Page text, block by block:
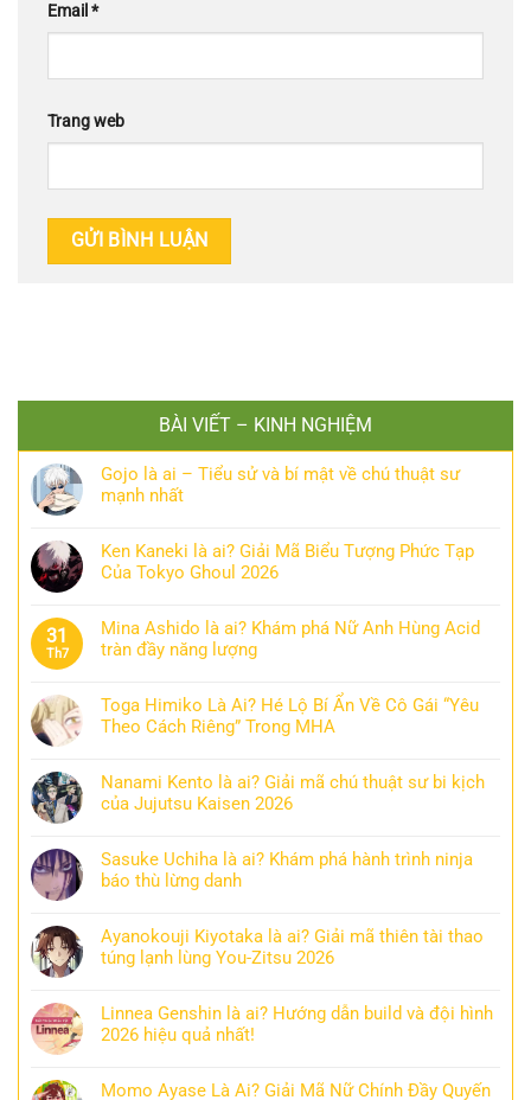
Email*
Trang web
BÀI VIẾT – KINH NGHIỆM
Gojo là ai – Tiểu sử và bí mật về chú thuật sư
mạnh nhất
Ken Kaneki là ai? Giải Mã Biểu Tượng Phức Tạp
Của Tokyo Ghoul 2026
31
Th7
Mina Ashido là ai? Khám phá Nữ Anh Hùng Acid
tràn đầy năng lượng
Toga Himiko Là Ai? Hé Lộ Bí Ẩn Về Cô Gái “Yêu
Theo Cách Riêng” Trong MHA
Nanami Kento là ai? Giải mã chú thuật sư bi kịch
của Jujutsu Kaisen 2026
Sasuke Uchiha là ai? Khám phá hành trình ninja
báo thù lừng danh
Ayanokouji Kiyotaka là ai? Giải mã thiên tài thao
túng lạnh lùng You-Zitsu 2026
Linnea Genshin là ai? Hướng dẫn build và đội hình
2026 hiệu quả nhất!
Momo Ayase Là Ai? Giải Mã Nữ Chính Đầy Quyến